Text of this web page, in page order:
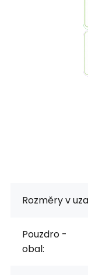
Rozměry v
Pouzdro -
obal: